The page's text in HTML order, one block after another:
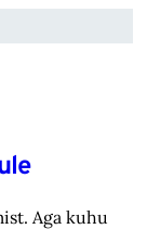
Aga kuhu